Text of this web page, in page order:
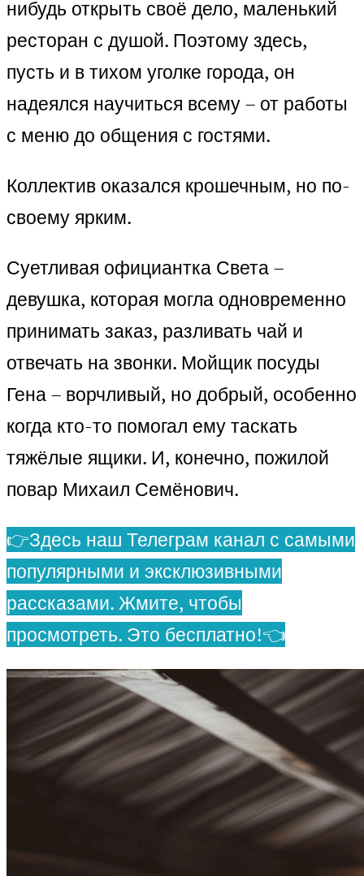
нибудь открыть своё дело, маленький
ресторан с душой. Поэтому здесь,
пусть и в тихом уголке города, он
надеялся научиться всему – от работы
с меню до общения с гостями.
Коллектив оказался крошечным, но по-
своему ярким.
Суетливая официантка Света –
девушка, которая могла одновременно
принимать заказ, разливать чай и
отвечать на звонки. Мойщик посуды
Гена – ворчливый, но добрый, особенно
когда кто-то помогал ему таскать
тяжёлые ящики. И, конечно, пожилой
повар Михаил Семёнович.
👉Здесь наш Телеграм канал с самыми
популярными и эксклюзивными
рассказами. Жмите, чтобы
просмотреть. Это бесплатно!👈